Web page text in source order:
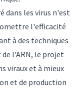
dans les virus n'est
l'efficacité
à des techniques
de l'ARN, le projet
viraux et à mieux
et de production